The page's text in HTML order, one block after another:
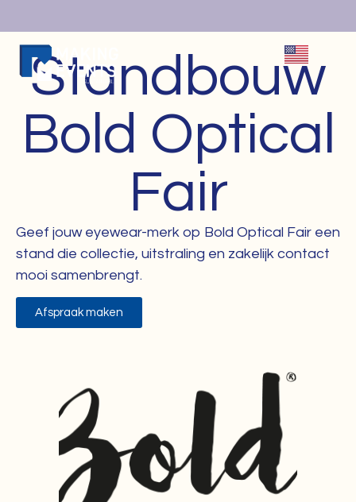
Standbouw
Bold Optical
Fair
Geef jouw eyewear-merk op Bold Optical Fair een
stand die collectie, uitstraling en zakelijk contact
mooi samenbrengt.
Afspraak maken